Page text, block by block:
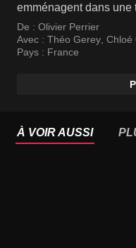
emménagent dans une
l’architecture durable
organisation solidaire.
De : Olivier Perrier
Avec : Théo Gerey Chloé
Pays : France
À VOIR AUSSI